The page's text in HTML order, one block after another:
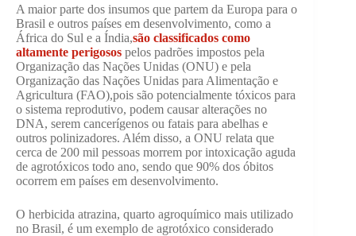
A maior parte dos insumos que partem da Europa para o
Brasil e outros países em desenvolvimento, como a
África do Sul e a Índia,são classificados como
altamente perigosos pelos padrões impostos pela
Organização das Nações Unidas (ONU) e pela
Organização das Nações Unidas para Alimentação e
Agricultura (FAO),pois são potencialmente tóxicos para
o sistema reprodutivo, podem causar alterações no
DNA, serem cancerígenos ou fatais para abelhas e
outros polinizadores. Além disso, a ONU relata que
cerca de 200 mil pessoas morrem por intoxicação aguda
de agrotóxicos todo ano, sendo que 90% dos óbitos
ocorrem em países em desenvolvimento.
O herbicida atrazina, quarto agroquímico mais utilizado
no Brasil, é um exemplo de agrotóxico considerado